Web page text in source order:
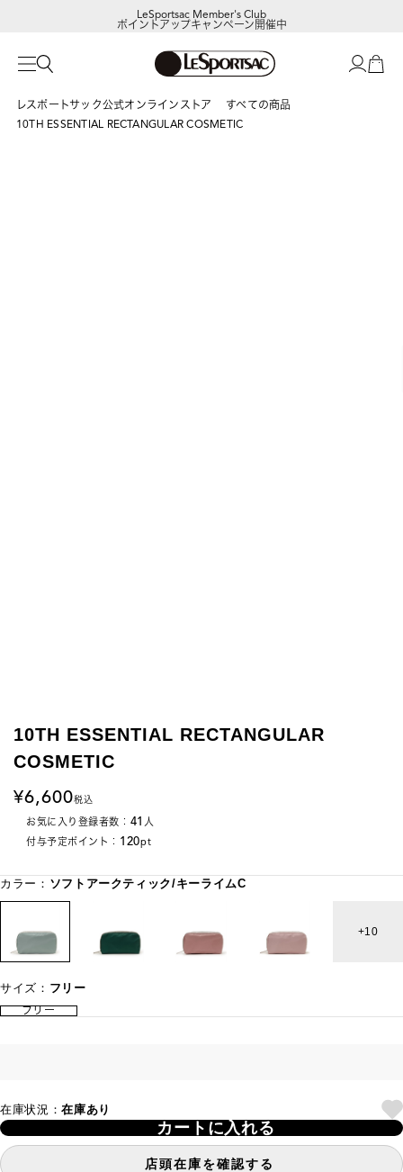
LeSportsac Member's Club
ポイントアップキャンペーン開催中
レスポートサック公式オンラインストア
すべての商品
10TH ESSENTIAL RECTANGULAR COSMETIC
10TH ESSENTIAL RECTANGULAR
COSMETIC
6,600税込
お気に入り登録者数： 41 人
付与予定ポイント： 120pt
カラー： ソフトアークティック/キーライムC
10
サイズ： フリー
フリー
在庫状況：在庫あり
カートに入れる
店頭在庫を確認する